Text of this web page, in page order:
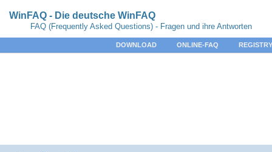
WinFAQ - Die deutsche WinFAQ
FAQ (Frequently Asked Questions) - Fragen und ihre Antworten
DOWNLOAD ONLINE-FAQ